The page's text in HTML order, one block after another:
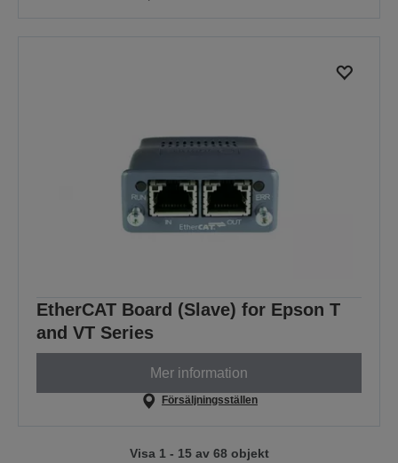
EtherCAT Board (Slave) for Epson T
and VT Series
Mer information
Försäljningsställen
Visa 1 - 15 av 68 objekt